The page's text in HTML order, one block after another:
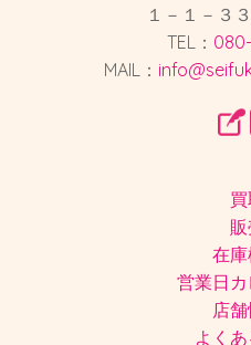
１－１－３
TEL：
MAIL：
買
在
営業日
店
よく